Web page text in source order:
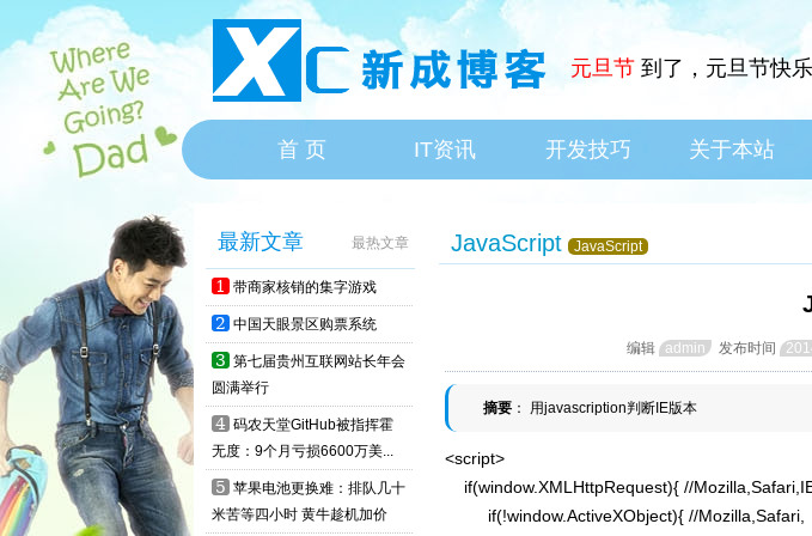
元旦节 到了，元旦节快
首 页 HOME
IT资讯 IT News
开发技巧 Skill
关于本站
最新文章 最热文章
1 带商家核销的集字游戏
2 中国天眼景区购票系统
3 第七届贵州互联网站长年会
圆满举行
4 码农天堂GitHub被指挥霍
无度：9个月亏损6600万美...
5 苹果电池更换难：排队几十
米苦等四小时 黄牛趁机加价
JavaScript JavaScript
编辑 admin 发布时间
摘要 ： 用javascription判断IE版本
<script>
if(window.XMLHttpRequest){ //
         if(!window.ActiveXObject){ //Mozilla,Safari,